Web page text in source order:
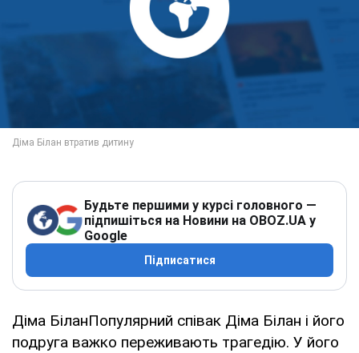
Будьте першими у курсі головного —
підпишіться на Новини на OBOZ.UA у
Google
Підписатися
Діма БіланПопулярний співак Діма Білан і його
подруга важко переживають трагедію. У його